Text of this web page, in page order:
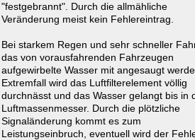
"festgebrannt". Durch die allmähliche
Veränderung meist kein Fehlereintrag.
Bei starkem Regen und sehr schneller
das von vorausfahrenden Fahrzeugen
aufgewirbelte Wasser mit angesaugt
Extremfall wird das Luftfilterelement völlig
durchnässt und das Wasser gelangt bis in
Luftmassenmesser. Durch die plötzliche
Signaländerung kommt es zum
Leistungseinbruch, eventuell wird der